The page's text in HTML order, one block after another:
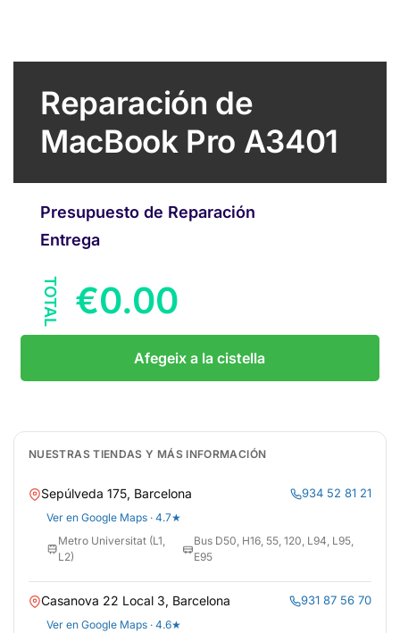
Reparación de
MacBook Pro A3401
Presupuesto de Reparación
Entrega
TOTAL €0.00
Afegeix a la cistella
NUESTRAS TIENDAS Y MÁS INFORMACIÓN
Sepúlveda 175, Barcelona 934 52 81 21
Ver en Google Maps · 4.7★
Metro Universitat (L1,
L2)
Bus D50, H16, 55, 120, L94, L95,
E95
Casanova 22 Local 3, Barcelona 931 87 56 70
Ver en Google Maps · 4.6★